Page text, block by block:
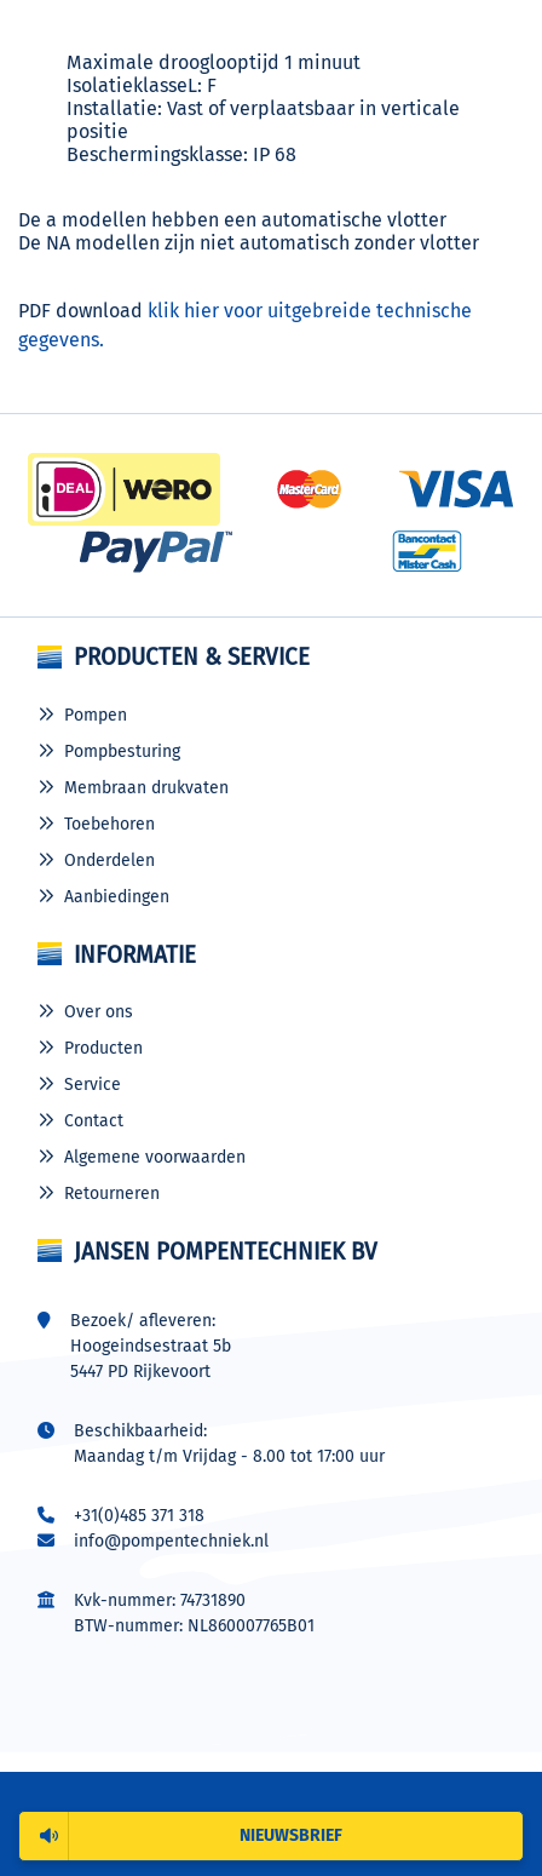
Maximale drooglooptijd 1 minuut
IsolatieklasseL: F
Installatie: Vast of verplaatsbaar in verticale
positie
Beschermingsklasse: IP 68
De a modellen hebben een automatische vlotter
De NA modellen zijn niet automatisch zonder vlotter
PDF download klik hier voor uitgebreide technische
gegevens.
PRODUCTEN & SERVICE
Pompen
Pompbesturing
Membraan drukvaten
Toebehoren
Onderdelen
Aanbiedingen
INFORMATIE
Over ons
Producten
Service
Contact
Algemene voorwaarden
Retourneren
JANSEN POMPENTECHNIEK BV
Bezoek/ afleveren:
Hoogeindsestraat 5b
5447 PD Rijkevoort
Beschikbaarheid:
Maandag t/m Vrijdag - 8.00 tot 17:00 uur
+31(0)485 371 318
info@pompentechniek.nl
Kvk-nummer: 74731890
BTW-nummer: NL860007765B01
NIEUWSBRIEF